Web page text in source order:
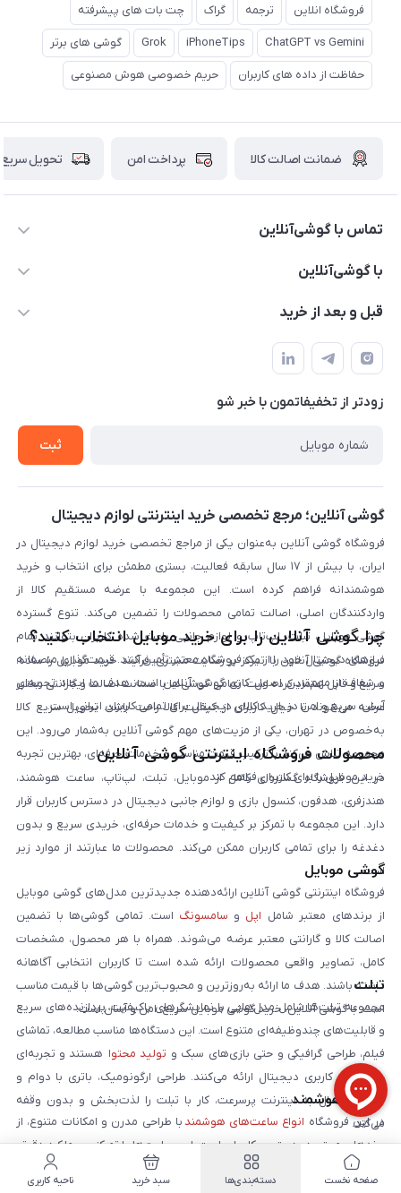
فروشگاه انلاین ترجمه گراک چت بات های پیشرفته
ChatGPT vs Gemini
iPhoneTips
Grok گوشی های برتر
حفاظت از داده های کاربران حریم خصوصی هوش مصنوعی
ضمانت اصالت کالا پرداخت امن تحویل سریع
تماس با گوشی‌آنلاین
۰۲۱91001221
با گوشی‌آنلاین
درباره ما
حساب کاربری
حریم خصوصی
قبل و بعد از خرید
نحوه خرید از گوشی آنلاین
شرایط ضمانت هفت روزه
روش ارسال کالا در گوشی آنلاین
روش بازگردانی کالا
زودتر از تخفیفاتمون با خبر شو
ثبت
گوشی آنلاین؛ مرجع تخصصی خرید اینترنتی لوازم دیجیتال
فروشگاه گوشی آنلاین به‌عنوان یکی از مراجع تخصصی خرید لوازم دیجیتال در
ایران، با بیش از ۱۷ سال سابقه فعالیت، بستری مطمئن برای انتخاب و خرید
هوشمندانه فراهم کرده است. این مجموعه با عرضه مستقیم کالا از
واردکنندگان اصلی، اصالت تمامی محصولات را تضمین می‌کند. تنوع گسترده
گوشی موبایل، تبلت، لپ‌تاپ و لوازم جانبی باعث شده کاربران بتوانند تمام
نیازهای دیجیتال خود را از یک فروشگاه معتبر تأمین کنند. قیمت‌گذاری منصفانه
و شفاف از مهم‌ترین اصول کاری گوشی آنلاین است. هدف ما ایجاد تجربه‌ای
آسان، سریع و امن در خرید کالای دیجیتال برای تمامی کاربران ایرانی است.
چرا گوشی آنلاین را برای خرید موبایل انتخاب کنید؟
فروشگاه گوشی آنلاین با تمرکز بر رضایت مشتری، فرآیند خرید موبایل را ساده،
سریع و قابل اعتماد کرده است. تمامی گوشی‌ها با ضمانت اصالت و گارانتی معتبر
عرضه می‌شوند تا خیال کاربران از کیفیت کالا راحت باشد. تحویل سریع کالا
به‌خصوص در تهران، یکی از مزیت‌های مهم گوشی آنلاین به‌شمار می‌رود. این
مجموعه تلاش می‌کند با ترکیب قیمت مناسب و خدمات حرفه‌ای، بهترین تجربه
خرید موبایل را برای کاربران فراهم کند.
محصولات فروشگاه اینترنتی گوشی آنلاین
در این فروشگاه گستره‌ای کامل از موبایل، تبلت، لپ‌تاپ، ساعت هوشمند،
هندزفری، هدفون، کنسول بازی و لوازم جانبی دیجیتال در دسترس کاربران قرار
دارد. این مجموعه با تمرکز بر کیفیت و خدمات حرفه‌ای، خریدی سریع و بدون
دغدغه را برای تمامی کاربران ممکن می‌کند. محصولات ما عبارتند از موارد زیر
است:
گوشی موبایل
فروشگاه اینترنتی گوشی آنلاین ارائه‌دهنده جدیدترین مدل‌های گوشی موبایل
از برندهای معتبر شامل اپل و سامسونگ است. تمامی گوشی‌ها با تضمین
اصالت کالا و گارانتی معتبر عرضه می‌شوند. همراه با هر محصول، مشخصات
کامل، تصاویر واقعی محصولات ارائه شده است تا کاربران انتخابی آگاهانه
داشته باشند. هدف ما ارائه به‌روزترین و محبوب‌ترین گوشی‌ها با قیمت مناسب
است. با گوشی آنلاین، خرید گوشی موبایل سریع، امن و آسان است.
تبلت
مجموعه تبلت‌ها شامل مدل‌هایی با نمایشگرهای باکیفیت، پردازنده‌های سریع
و قابلیت‌های چندوظیفه‌ای متنوع است. این دستگاه‌ها مناسب مطالعه، تماشای
فیلم، طراحی گرافیکی و حتی بازی‌های سبک و تولید محتوا هستند و تجربه‌ای
حرفه‌ای از کاربری دیجیتال ارائه می‌کنند. طراحی ارگونومیک، باتری با دوام و
قابلیت اتصال به اینترنت پرسرعت، کار با تبلت را لذت‌بخش و بدون وقفه
می‌کند.
ساعت هوشمند
در این فروشگاه انواع ساعت‌های هوشمند با طراحی مدرن و امکانات متنوع، از
برندهای معتبر در دسترس کاربران است. این ساعت‌ها با تمرکز بر عملکرد دقیق،
طول عمر باتری بالا و تجربه کاربری آسان عرضه می‌شوند تا بتوانید فعالیت‌های
صفحه نخست دسته‌بندی‌ها سبد خرید ناحیه کاربری